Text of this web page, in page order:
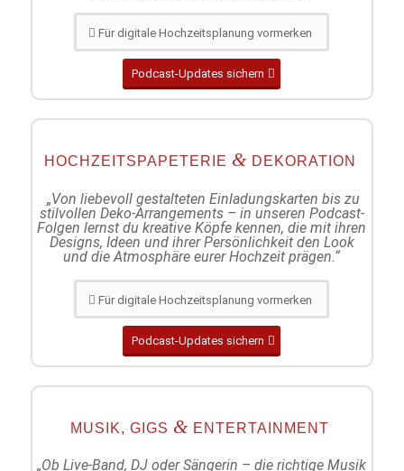
Für digitale Hochzeitsplanung vormerken
Podcast-Updates sichern
HOCHZEITSPAPETERIE &DEKORATION
„Von liebevoll gestalteten Einladungskarten bis zu
stilvollen Deko-Arrangements – in unseren Podcast-
Folgen lernst du kreative Köpfe kennen, die mit ihren
Designs, Ideen und ihrer Persönlichkeit den Look
und die Atmosphäre eurer Hochzeit prägen.“
Für digitale Hochzeitsplanung vormerken
Podcast-Updates sichern
MUSIK, GIGS & ENTERTAINMENT
„Ob Live-Band, DJ oder Sängerin – die richtige Musik